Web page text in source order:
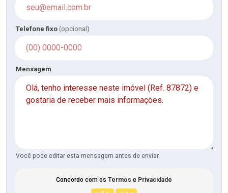
Telefone fixo (opcional)
Mensagem
Você pode editar esta mensagem antes de enviar.
Concordo com os Termos e Privacidade